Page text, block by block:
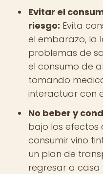
Evitar el
riesgo: Evita
el embarazo, la
problemas de
el consumo de
tomando
interactuar con
No beber y
bajo los efectos
consumir vino
un plan de
regresar a casa